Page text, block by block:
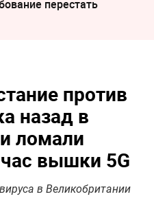
перестать
против
назад в
ломали
вышки 5G
в Великобритании